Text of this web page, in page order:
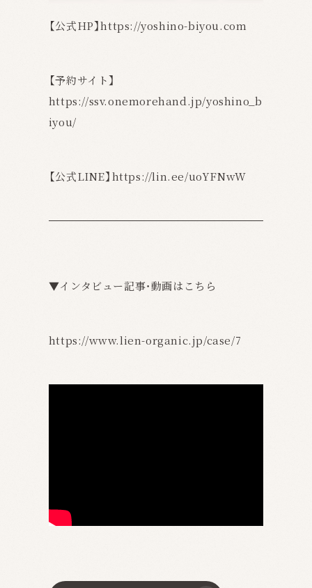
【公式HP】https://yoshino-biyou.com
【予約サイト】
https://ssv.onemorehand.jp/yoshino_b
iyou/
【公式LINE】https://lin.ee/uoYFNwW
▼インタビュー記事・動画はこちら
https://www.lien-organic.jp/case/7